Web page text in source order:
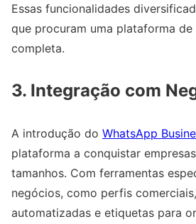
Essas funcionalidades
que procuram uma plataforma de
completa.
3. Integração com
A introdução do WhatsApp
plataforma a conquistar
tamanhos. Com ferramentas
negócios, como perfis
automatizadas e etiquetas para